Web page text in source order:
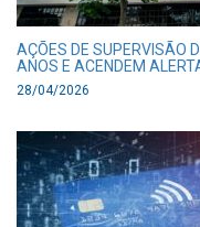
AÇÕES DE SUPERVISÃO
ANOS E ACENDEM
28/04/2026